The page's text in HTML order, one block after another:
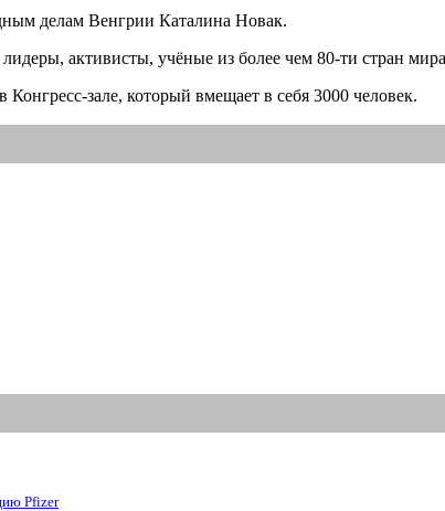
делам Венгрии Каталина Новак.
активисты, учёные из более чем 80-ти стран
зале, который вмещает в себя 3000 человек.
Pfizer